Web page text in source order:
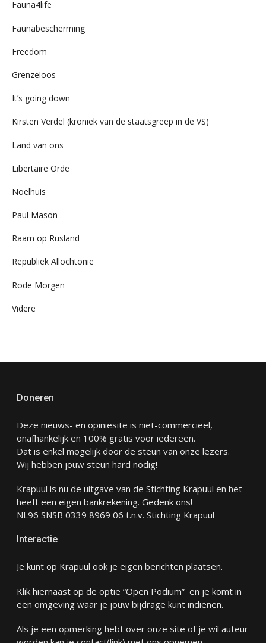
Fauna4life
Faunabescherming
Freedom
Grenzeloos
It’s going down
Kirsten Verdel (kroniek van de staatsgreep in de VS)
Land van ons
Libertaire Orde
Noelhuis
Paul Mason
Raam op Rusland
Republiek Allochtonië
Rode Morgen
Videre
Doneren
Deze nieuws- en opiniesite is niet-commercieel,
onafhankelijk en 100% gratis voor iedereen.
Dat is enkel mogelijk door de steun van onze lezers.
Wij hebben jouw steun hard nodig!
Krapuul is nu de uitgave van de Stichting Krapuul en het
heeft een eigen bankrekening. Gedenk ons!
NL96 SNSB 0339 8969 06 t.n.v. Stichting Krapuul
Interactie
Je kunt op Krapuul ook je eigen berichten plaatsen.
Klik hiernaast op de optie “Open Podium” en je komt in
een omgeving waar je jouw bijdrage kunt indienen.
Als je een opmerking hebt over onze site of je wil auteur